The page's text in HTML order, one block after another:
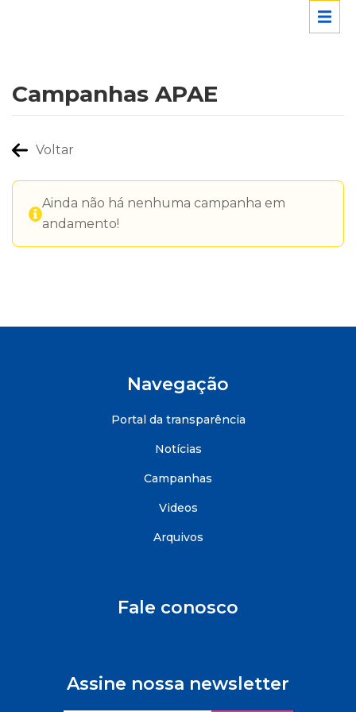
Campanhas APAE
Voltar
Ainda não há nenhuma campanha em
andamento!
Navegação
Portal da transparência
Notícias
Campanhas
Videos
Arquivos
Fale conosco
Assine nossa newsletter